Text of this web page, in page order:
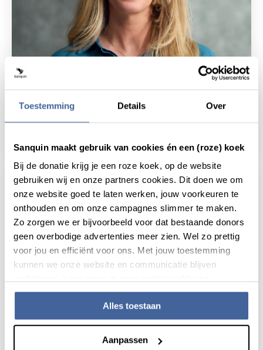
Toestemming Details Over
Sanquin maakt gebruik van cookies én een (roze) koek
Bij de donatie krijg je een roze koek, op de website
gebruiken wij en onze partners cookies. Dit doen we om
onze website goed te laten werken, jouw voorkeuren te
onthouden en om onze campagnes slimmer te maken.
Zo zorgen we er bijvoorbeeld voor dat bestaande donors
geen overbodige advertenties meer zien. Wel zo prettig
voor jou en efficiënt voor ons. Met jouw toestemming
kunnen we onze website en communicatie blijven
Alles toestaan
Aanpassen
Bloedontvangers mogen nu ook
doneren